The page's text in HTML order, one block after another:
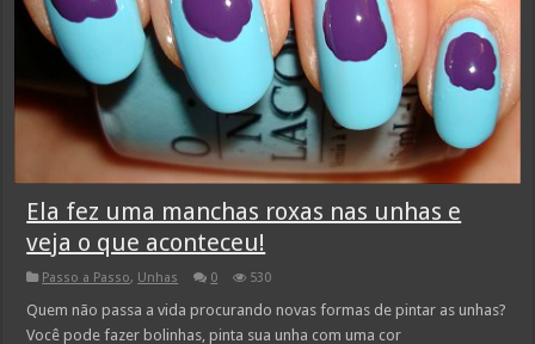
Ela fez uma manchas roxas nas unhas e
veja o que aconteceu!
Passo a Passo, Unhas 0 530
Quem não passa a vida procurando novas formas de pintar as unhas?
Você pode fazer bolinhas, pinta sua unha com uma cor